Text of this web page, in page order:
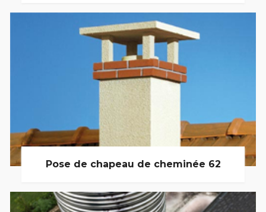
Pose de chapeau de cheminée 62